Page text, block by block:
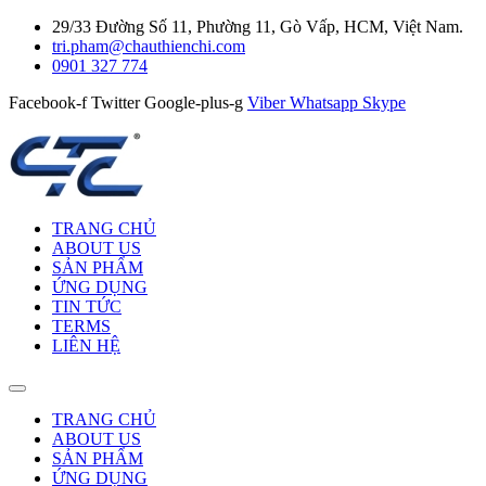
29/33 Đường Số 11, Phường 11, Gò Vấp, HCM, Việt Nam.
tri.pham@chauthienchi.com
0901 327 774
Facebook-f Twitter Google-plus-g Viber Whatsapp Skype
TRANG CHỦ
ABOUT US
SẢN PHẨM
ỨNG DỤNG
TIN TỨC
TERMS
LIÊN HỆ
TRANG CHỦ
ABOUT US
SẢN PHẨM
ỨNG DỤNG